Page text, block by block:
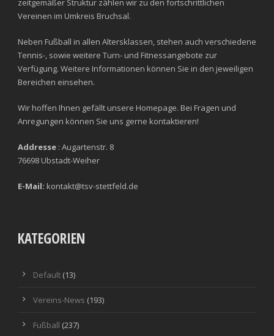
zeitgemäßer Struktur zählen wir zu den fortschrittlichen
Vereinen im Umkreis Bruchsal.
Neben Fußball in allen Altersklassen, stehen auch verschiedene
Tennis-, sowie weitere Turn- und Fitnessangebote zur
Verfügung. Weitere Informationen können Sie in den jeweiligen
Bereichen einsehen.
Wir hoffen Ihnen gefällt unsere Homepage. Bei Fragen und
Anregungen können Sie uns gerne kontaktieren!
Addresse : Augartenstr. 8
76698 Ubstadt-Weiher
E-Mail: kontakt@tsv-stettfeld.de
KATEGORIEN
Default (13)
Vereins-News (193)
Fußball (237)